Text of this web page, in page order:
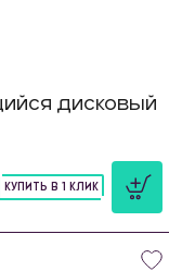
дисковый
КУПИТЬ В 1 КЛИК